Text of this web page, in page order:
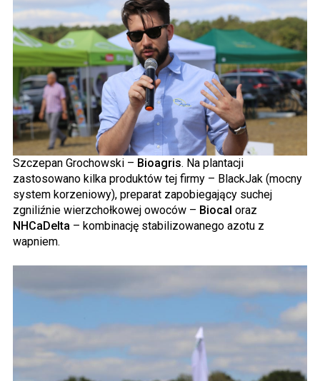
Szczepan Grochowski – Bioagris. Na plantacji
zastosowano kilka produktów tej firmy – BlackJak (mocny
system korzeniowy), preparat zapobiegający suchej
zgniliźnie wierzchołkowej owoców – Biocal oraz
NHCaDelta – kombinację stabilizowanego azotu z
wapniem.